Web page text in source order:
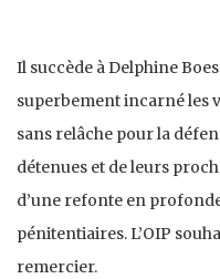
Il succède à Delphine
superbement incarné les
sans relâche pour la
détenues et de leurs
d’une refonte en
pénitentiaires. L’OIP
remercier.